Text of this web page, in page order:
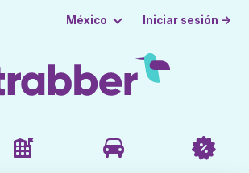
México Iniciar sesión →